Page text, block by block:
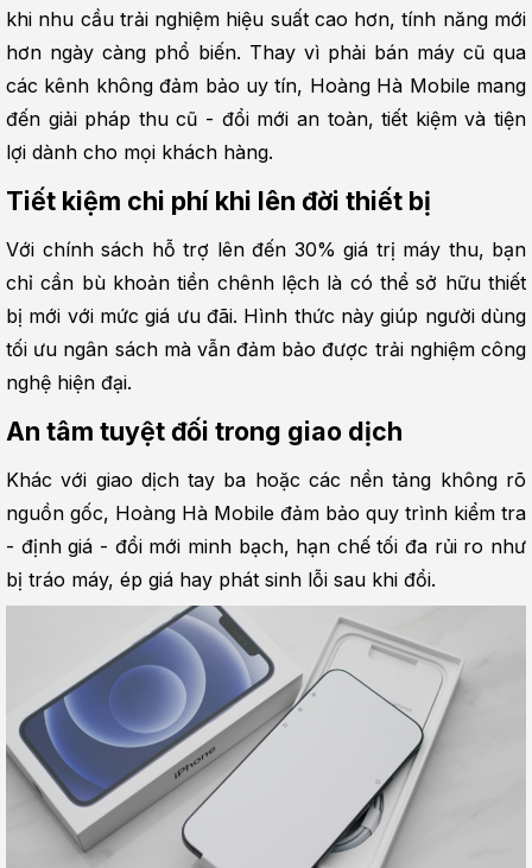
khi nhu cầu trải nghiệm hiệu suất cao hơn, tính năng mới
hơn ngày càng phổ biến. Thay vì phải bán máy cũ qua
các kênh không đảm bảo uy tín, Hoàng Hà Mobile mang
đến giải pháp thu cũ - đổi mới an toàn, tiết kiệm và tiện
lợi dành cho mọi khách hàng.
Tiết kiệm chi phí khi lên đời thiết bị
Với chính sách hỗ trợ lên đến 30% giá trị máy thu, bạn
chỉ cần bù khoản tiền chênh lệch là có thể sở hữu thiết
bị mới với mức giá ưu đãi. Hình thức này giúp người dùng
tối ưu ngân sách mà vẫn đảm bảo được trải nghiệm công
nghệ hiện đại.
An tâm tuyệt đối trong giao dịch
Khác với giao dịch tay ba hoặc các nền tảng không rõ
nguồn gốc, Hoàng Hà Mobile đảm bảo quy trình kiểm tra
- định giá - đổi mới minh bạch, hạn chế tối đa rủi ro như
bị tráo máy, ép giá hay phát sinh lỗi sau khi đổi.